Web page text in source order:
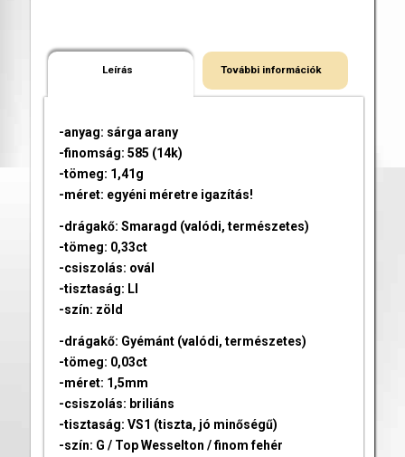
Leírás További információk
-anyag: sárga arany
-finomság: 585 (14k)
-tömeg: 1,41g
-méret: egyéni méretre igazítás!
-drágakő: Smaragd (valódi, természetes)
-tömeg: 0,33ct
-csiszolás: ovál
-tisztaság: LI
-szín: zöld
-drágakő: Gyémánt (valódi, természetes)
-tömeg: 0,03ct
-méret: 1,5mm
-csiszolás: briliáns
-tisztaság: VS1 (tiszta, jó minőségű)
-szín: G / Top Wesselton / finom fehér